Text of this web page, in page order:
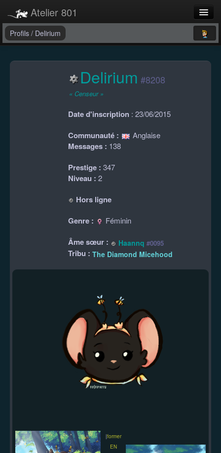
Atelier 801
Forums
Profils / Delirium
Delirium #8208
« Censeur »
Date d'inscription : 23/06/2015
Communauté : Anglaise
Messages : 138
Prestige : 347
Niveau : 2
Hors ligne
Genre :
Féminin
Âme sœur : Haannq #0095
Tribu : The Diamond Micehood
|former
EN